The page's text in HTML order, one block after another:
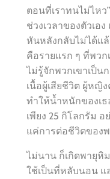
ตอนที่เราทนไม่ไหว
ช่วงเวลาของตัวเอ
หันหลังกลับไม่ได้แ
คือรายแรก ๆ ที่พว
ไม่รู้จักพวกเขาเป็
เนื้อผู้เสียชีวิต ผู้หญิ
ทำให้น้ำหนักของเ
เพียง 25 กิโลกรัม
แค่การต่อชีวิตของ
ไม่นาน ก็เกิดพายุหิ
ใช้เป็นที่หลับนอน แ